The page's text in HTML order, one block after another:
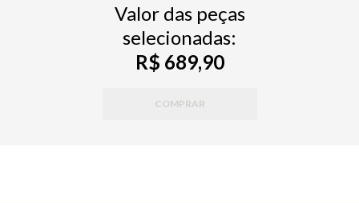
Valor das peças
selecionadas:
R$ 689,90
COMPRAR